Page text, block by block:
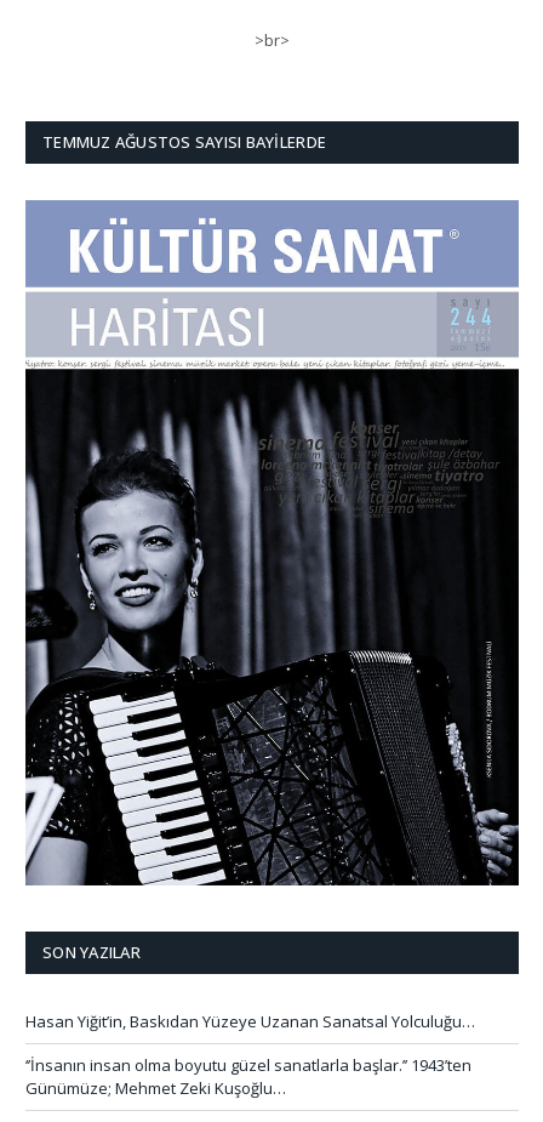
>br>
TEMMUZ AĞUSTOS SAYISI BAYILERDE
SON YAZILAR
Hasan Yiğit’in, Baskıdan Yüzeye Uzanan Sanatsal Yolculuğu…
‘’İnsanın insan olma boyutu güzel sanatlarla başlar.’’ 1943’ten
Günümüze; Mehmet Zeki Kuşoğlu…